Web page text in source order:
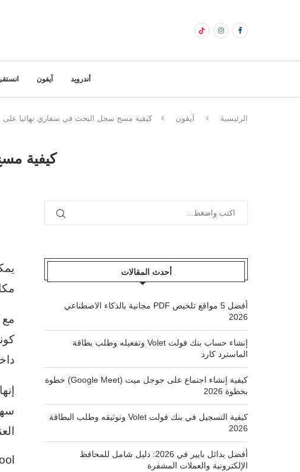
أندرويد آيفون
الرئيسية آيفون كيفية مسح سجل البحث في سفاري نهائيا على
كيفية
أحدث المقالات
أفضل 5 مواقع تلخيص PDF مجانية بالذكاء الاصطناعي
2026
إنشاء حساب بنك فولت Volet وتفعيله وطلب بطاقة
الماسترد كارد
كيفية إنشاء اجتماع على جوجل ميت (Google Meet) خطوة
بخطوة 2026
كيفية التسجيل في بنك فولت Volet وتوثيقه وطلب البطاقة
2026
أفضل بدائل بايير في 2026: دليل شامل للمحافظ
الإلكترونية والعملات المشفرة